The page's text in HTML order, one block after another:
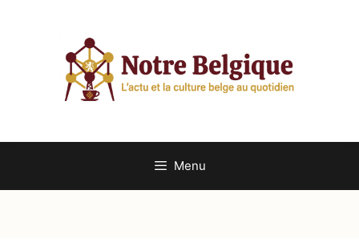
Menu